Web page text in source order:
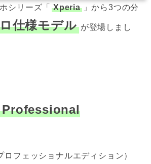
シリーズ「 Xperia 」から3つの分
仕様モデル が登場しまし
ロフェッショナルエディション）